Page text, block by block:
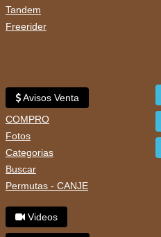
Tandem
Freerider
Avisos Venta
COMPRO
Fotos
Categorias
Buscar
Permutas - CANJE
Videos